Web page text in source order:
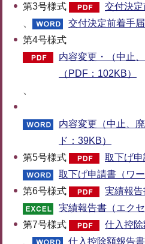
第3号様式
交付決定
交付決定前着手
第4号様式
内容変更・（中止
（PDF：102KB）
内容変更（中止、
ド：39KB）
第5号様式
取下げ申
取下げ申請書（ワー
第6号様式
実績報告
実績報告書（エク
第7号様式
仕入控除
仕入控除額報告